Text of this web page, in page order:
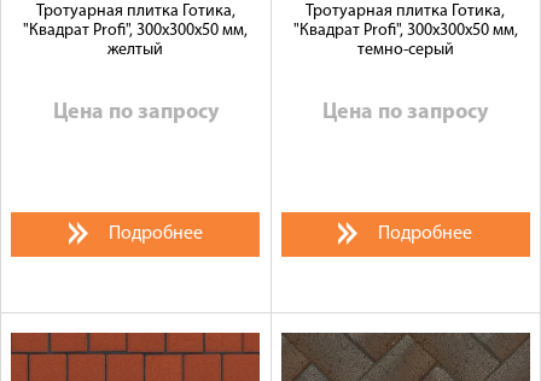
Тротуарная плитка Готика,
"Квадрат Profi", 300x300x50 мм,
желтый
Цена по запросу
Подробнее
Тротуарная плитка Готика,
"Квадрат Profi", 300x300x50 мм,
темно-серый
Цена по запросу
Подробнее